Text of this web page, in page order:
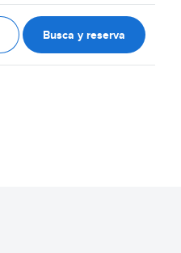
Busca y reserva